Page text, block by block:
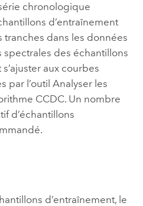
chronologique
d’entraînement
dans les données
des échantillons
aux courbes
par l’outil Analyser les
CCDC. Un nombre
d’échantillons
d’entraînement, le